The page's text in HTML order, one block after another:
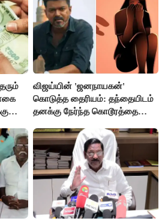
விஜய்யின் 'ஜனநாயகன்'
கொடுத்த தைரியம்: தந்தையிடம்
தனக்கு நேர்ந்த கொடூரத்தை